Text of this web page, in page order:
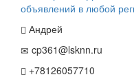
Андрей
cp361@lsknn.ru
+78126057710